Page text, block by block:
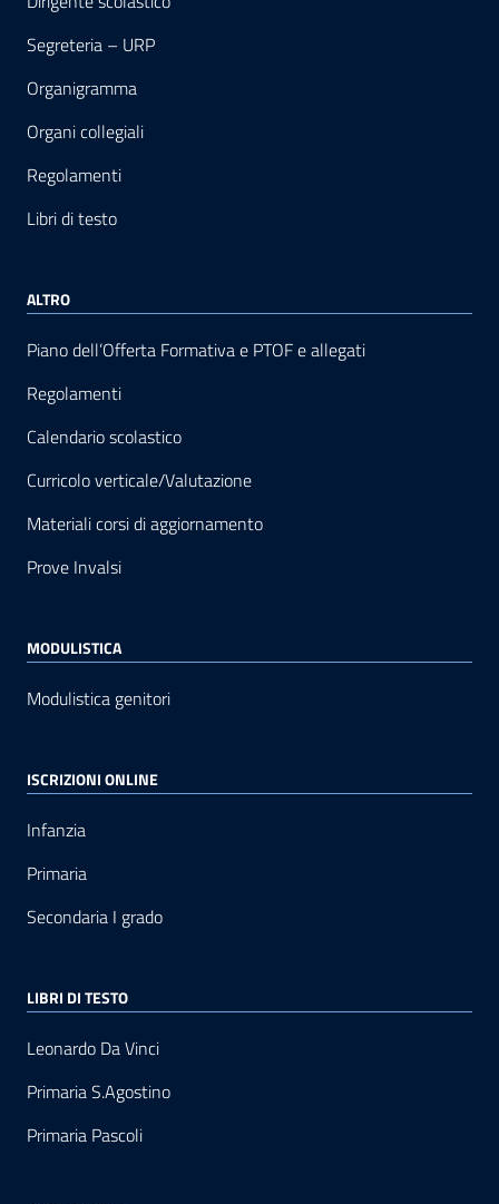
Segreteria – URP
Organigramma
Organi collegiali
Regolamenti
Libri di testo
ALTRO
Piano dell’Offerta Formativa e PTOF e allegati
Regolamenti
Calendario scolastico
Curricolo verticale/Valutazione
Materiali corsi di aggiornamento
Prove Invalsi
MODULISTICA
Modulistica genitori
ISCRIZIONI ONLINE
Infanzia
Primaria
Secondaria I grado
LIBRI DI TESTO
Leonardo Da Vinci
Primaria S.Agostino
Primaria Pascoli